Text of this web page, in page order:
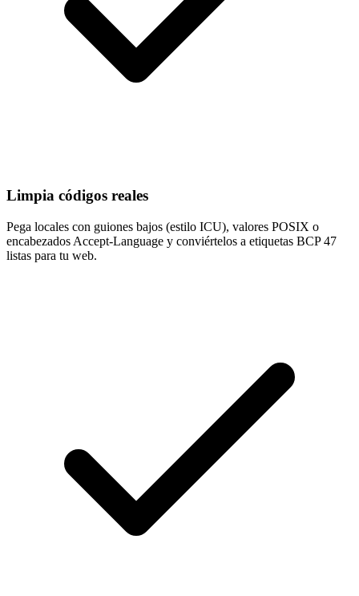
Limpia códigos reales
Pega locales con guiones bajos (estilo ICU), valores POSIX o
encabezados Accept-Language y conviértelos a etiquetas BCP 47
listas para tu web.